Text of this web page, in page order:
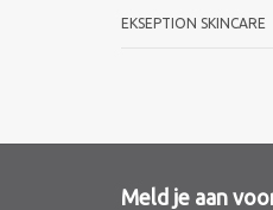
EKSEPTION SKINCARE
Meld je aan